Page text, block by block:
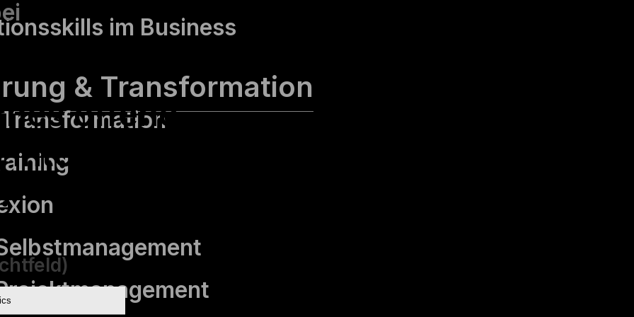
im Business
& Transformation
offene
interessieren